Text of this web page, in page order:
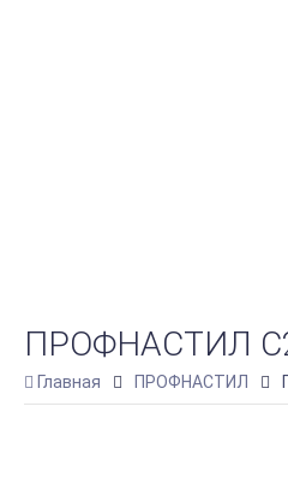
ПРОФНАСТИЛ
Главная ПРОФНАСТИЛ